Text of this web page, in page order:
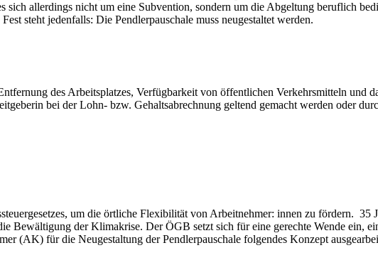
sich allerdings nicht um eine Subvention, sondern um die Abgeltung beruflich
steht jedenfalls: Die Pendlerpauschale muss neugestaltet werden.
des Arbeitsplatzes, Verfügbarkeit von öffentlichen Verkehrsmitteln und
bei der Lohn- bzw. Gehaltsabrechnung geltend gemacht werden oder
um die örtliche Flexibilität von Arbeitnehmer: innen zu fördern. 35
Bewältigung der Klimakrise. Der ÖGB setzt sich für eine gerechte Wende ein,
(AK) für die Neugestaltung der Pendlerpauschale folgendes Konzept